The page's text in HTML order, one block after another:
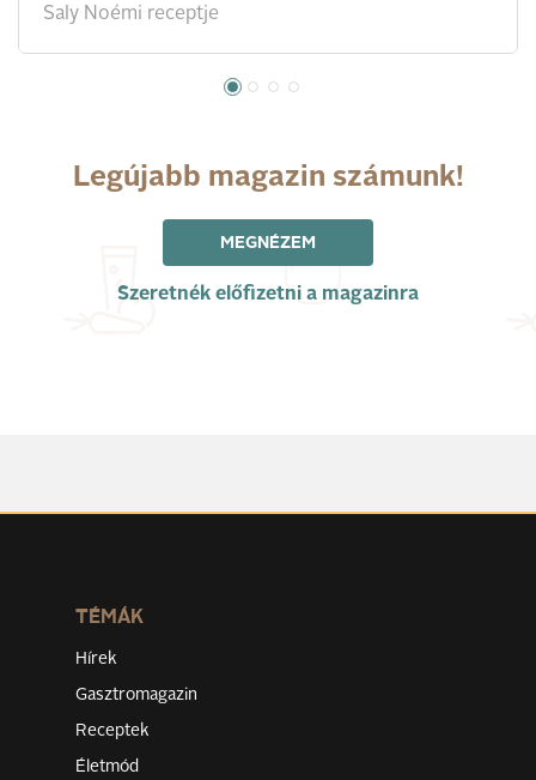
Saly Noémi receptje
Legújabb magazin számunk!
MEGNÉZEM
Szeretnék előfizetni a magazinra
TÉMÁK
Hírek
Gasztromagazin
Receptek
Életmód